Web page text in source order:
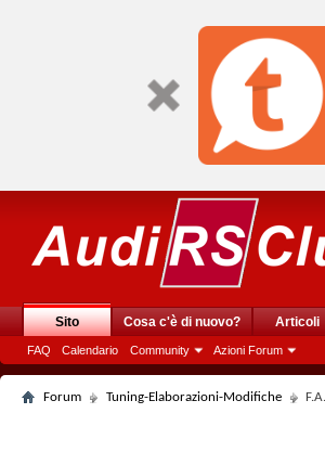
Sito
FAQ Calendario Community Azioni Forum
Cosa c'è di nuovo? Articoli
Forum Tuning-Elaborazioni-Modifiche